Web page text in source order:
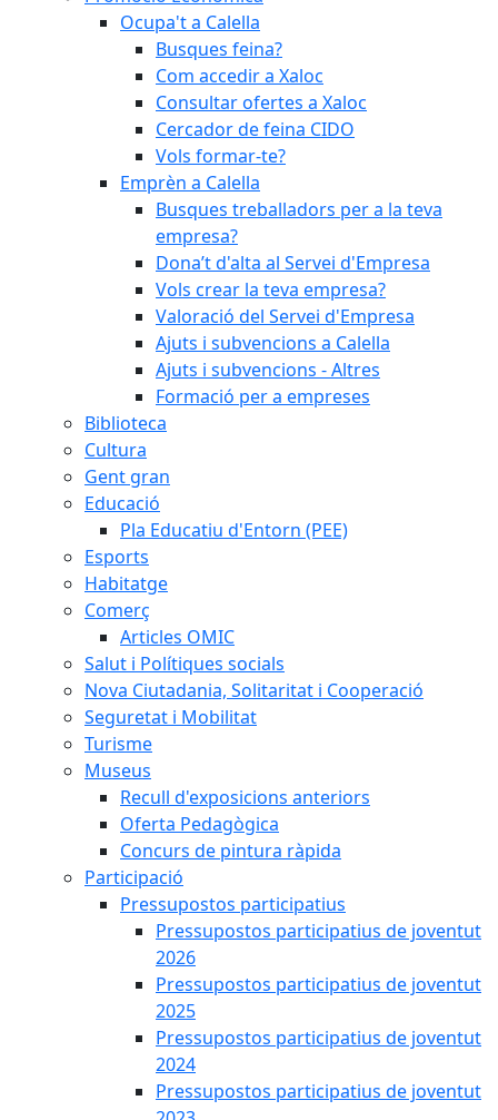
Ocupa't a Calella
Busques feina?
Com accedir a Xaloc
Consultar ofertes a Xaloc
Cercador de feina CIDO
Vols formar-te?
Emprèn a Calella
Busques treballadors per a la teva
empresa?
Dona’t d'alta al Servei d'Empresa
Vols crear la teva empresa?
Valoració del Servei d'Empresa
Ajuts i subvencions a Calella
Ajuts i subvencions - Altres
Formació per a empreses
Biblioteca
Cultura
Gent gran
Educació
Pla Educatiu d'Entorn (PEE)
Esports
Habitatge
Comerç
Articles OMIC
Salut i Polítiques socials
Nova Ciutadania, Solitaritat i Cooperació
Seguretat i Mobilitat
Turisme
Museus
Recull d'exposicions anteriors
Oferta Pedagògica
Concurs de pintura ràpida
Participació
Pressupostos participatius
Pressupostos participatius de joventut
2026
Pressupostos participatius de joventut
2025
Pressupostos participatius de joventut
2024
Pressupostos participatius de joventut